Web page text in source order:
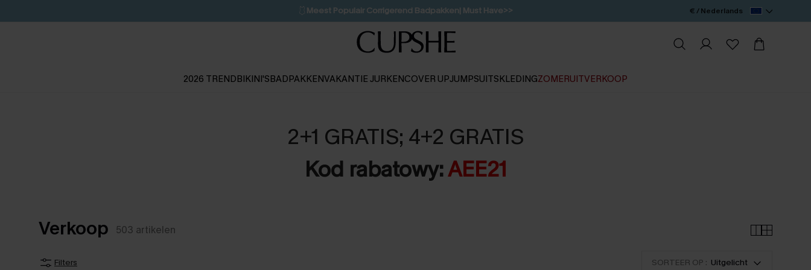
🩱 Meest Populair Corrigerend Badpakken| Must Have>>
💌Abonneer je & ontvang tot 15% korting>>
Koop 3, krijg 15% korting | CODE: SW15
€ / Nederlands
2026 TRENDBIKINI'SBADPAKKENVAKANTIE JURKENCOVER UPJUMPSUITSKLEDINGZOMERUITVERKOOP
2+1 GRATIS; 4+2 GRATIS
Kod rabatowy:AEE21
Verkoop 503 artikelen
Filters SORTEER OP : Uitgelicht